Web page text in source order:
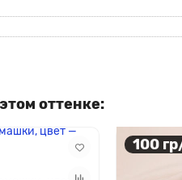
оттенке:
100